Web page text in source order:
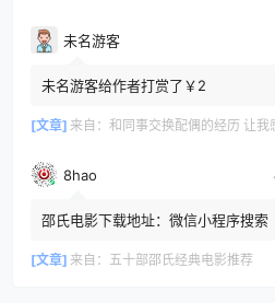
未名游客
未名游客给作者打赏了￥2
[文章] 来自： 和同事交换配偶的经历 让我感受到了从未有
8hao
邵氏电影下载地址：微信小程序搜索
令或保存下方二维码微...
[文章] 来自： 五十部邵氏经典电影推荐